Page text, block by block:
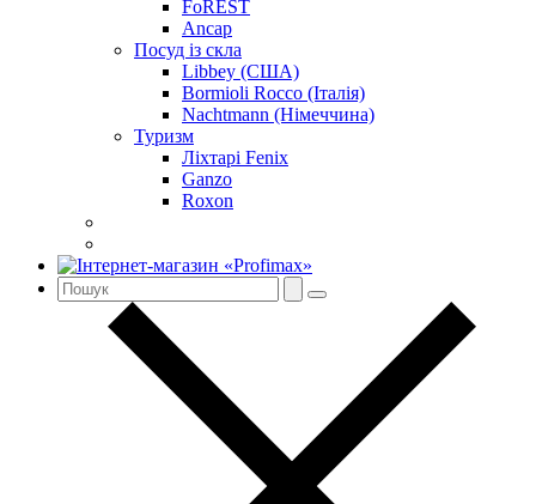
FoREST
Ancap
Посуд із скла
Libbey (США)
Bormioli Rocco (Італія)
Nachtmann (Німеччина)
Туризм
Ліхтарі Fenix
Ganzo
Roxon